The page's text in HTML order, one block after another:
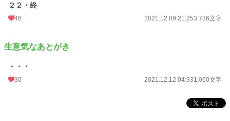
２２・終
46 2021.12.09 21:253,736文字
生意気なあとがき
・・・
30 2021.12.12 04:331,060文字